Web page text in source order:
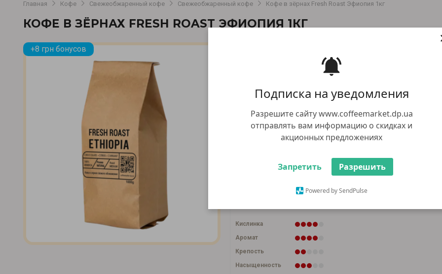
Подписка на уведомления
Разрешите сайту www.coffeemarket.dp.ua
отправлять вам информацию о скидках и
акционных предложениях
Запретить Разрешить
Powered by SendPulse
Главная Кофе Свежеобжаренный кофе Свежеобжаренный кофе Кофе в зёрнах Fresh Roast Эфиопия 1кг
КОФЕ В ЗЁРНАХ FRESH ROAST ЭФИОПИЯ 1КГ
+8 грн бонусов
+8 грн бонусов
при общей сумме заказа от 5000 грн
100г
Кислинка
Аромат
Крепость
Насыщенность